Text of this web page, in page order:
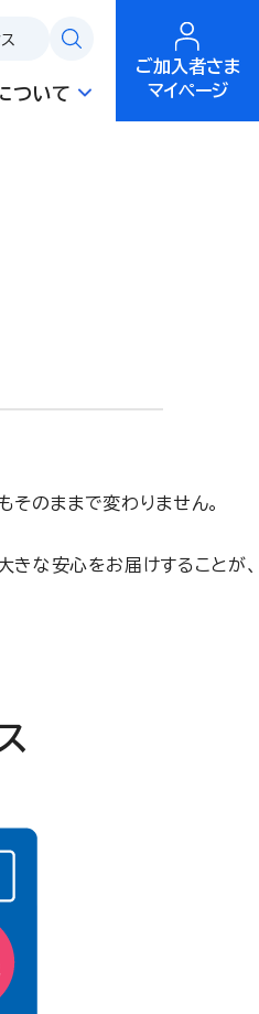
ついて
ご加入者さま
マイページ
のままで変わりません。
な安心をお届けすることが